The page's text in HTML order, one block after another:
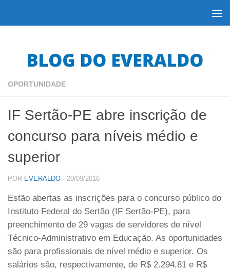
OPORTUNIDADE
IF Sertão-PE abre inscrição de
concurso para níveis médio e
superior
POR EVERALDO · 20/09/2016
Estão abertas as inscrições para o concurso público do
Instituto Federal do Sertão (IF Sertão-PE), para
preenchimento de 29 vagas de servidores de nível
Técnico-Administrativo em Educação. As oportunidades
são para profissionais de nível médio e superior. Os
salários são, respectivamente, de R$ 2.294,81 e R$